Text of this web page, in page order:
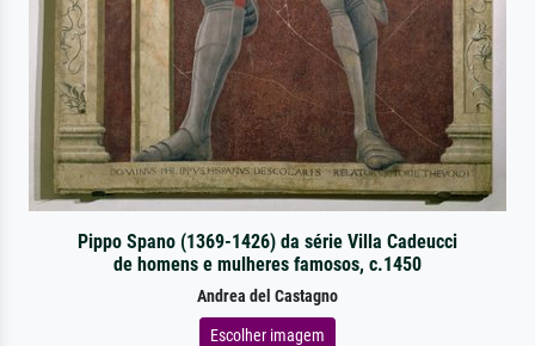
Pippo Spano (1369-1426) da série Villa Cadeucci
de homens e mulheres famosos, c.1450
Andrea del Castagno
Escolher imagem